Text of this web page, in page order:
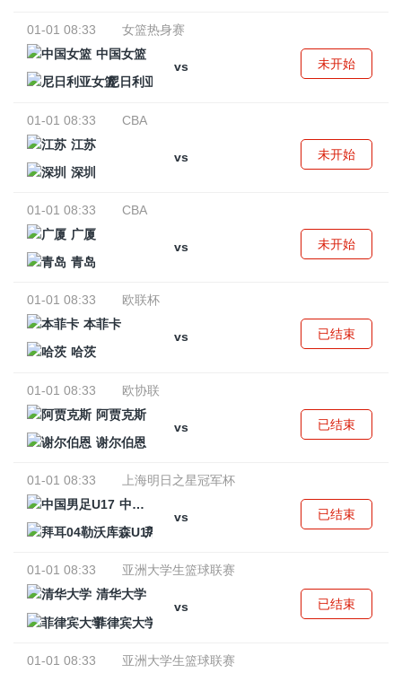
01-01 08:33
女篮热身赛
中国女篮
vs
尼日利亚女篮
未开始
01-01 08:33
CBA
江苏
vs
深圳
未开始
01-01 08:33
CBA
广厦
vs
青岛
未开始
01-01 08:33
欧联杯
本菲卡
vs
哈茨
已结束
01-01 08:33
欧协联
阿贾克斯
vs
谢尔伯恩
已结束
01-01 08:33
上海明日之星冠军杯
中国男足U17
vs
拜耳04勒沃库森U17
已结束
01-01 08:33
亚洲大学生篮球联赛
清华大学
vs
菲律宾大学
已结束
01-01 08:33
亚洲大学生篮球联赛